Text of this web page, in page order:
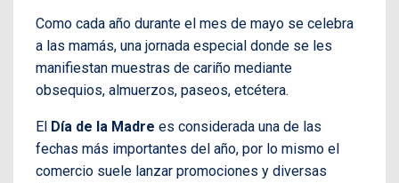
Como cada año durante el mes de mayo se celebra
a las mamás, una jornada especial donde se les
manifiestan muestras de cariño mediante
obsequios, almuerzos, paseos, etcétera.
El Día de la Madre es considerada una de las
fechas más importantes del año, por lo mismo el
comercio suele lanzar promociones y diversas